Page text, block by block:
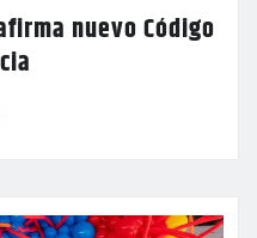
nuevo Código